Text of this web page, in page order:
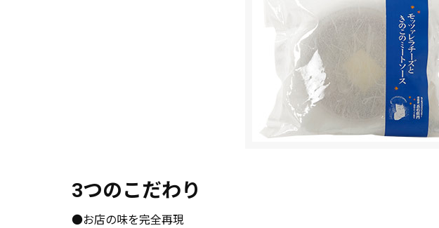
3つのこだわり
●お店の味を完全再現